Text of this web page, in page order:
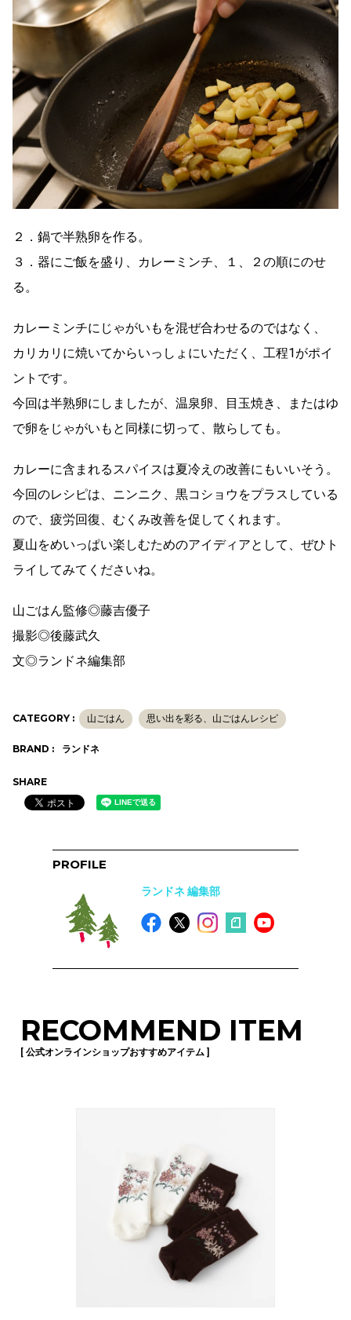
２．鍋で半熟卵を作る。
３．器にご飯を盛り、カレーミンチ、１、２の順にのせ
る。
カレーミンチにじゃがいもを混ぜ合わせるのではなく、
カリカリに焼いてからいっしょにいただく、工程1がポイ
ントです。
今回は半熟卵にしましたが、温泉卵、目玉焼き、またはゆ
で卵をじゃがいもと同様に切って、散らしても。
カレーに含まれるスパイスは夏冷えの改善にもいいそう。
今回のレシピは、ニンニク、黒コショウをプラスしている
ので、疲労回復、むくみ改善を促してくれます。
夏山をめいっぱい楽しむためのアイディアとして、ぜひト
ライしてみてくださいね。
山ごはん監修◎藤吉優子
撮影◎後藤武久
文◎ランドネ編集部
CATEGORY : 山ごはん 思い出を彩る、山ごはんレシピ
BRAND : ランドネ
SHARE
PROFILE
ランドネ 編集部
RECOMMEND ITEM
[ 公式オンラインショップおすすめアイテム ]